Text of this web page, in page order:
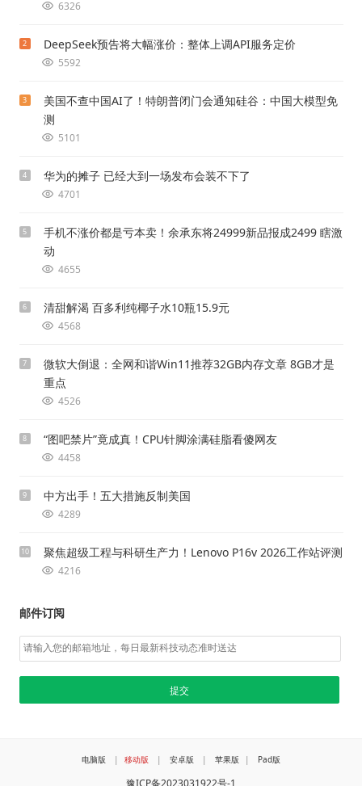
6326
2 DeepSeek预告将大幅涨价：整体上调API服务定价
5592
3
美国不查中国AI了！特朗普闭门会通知硅谷：中国大模型免
测
5101
4 华为的摊子 已经大到一场发布会装不下了
4701
5
手机不涨价都是亏本卖！余承东将24999新品报成2499 瞎激
动
4655
6 清甜解渴 百多利纯椰子水10瓶15.9元
4568
7
微软大倒退：全网和谐Win11推荐32GB内存文章 8GB才是
重点
4526
8 “图吧禁片”竟成真！CPU针脚涂满硅脂看傻网友
4458
9 中方出手！五大措施反制美国
4289
10 聚焦超级工程与科研生产力！Lenovo P16v 2026工作站评测
4216
邮件订阅
电脑版 | 移动版 | 安卓版 | 苹果版 | Pad版
豫ICP备2023031922号-1